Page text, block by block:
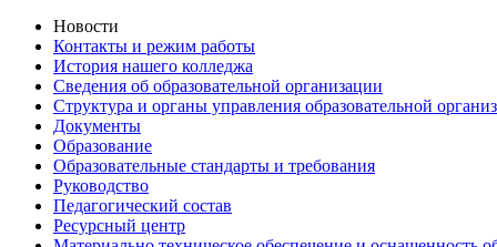
Новости
Контакты и режим работы
История нашего колледжа
Сведения об образовательной организации
Структура и органы управления образовательной
Документы
Образование
Образовательные стандарты и требования
Руководство
Педагогический состав
Ресурсный центр